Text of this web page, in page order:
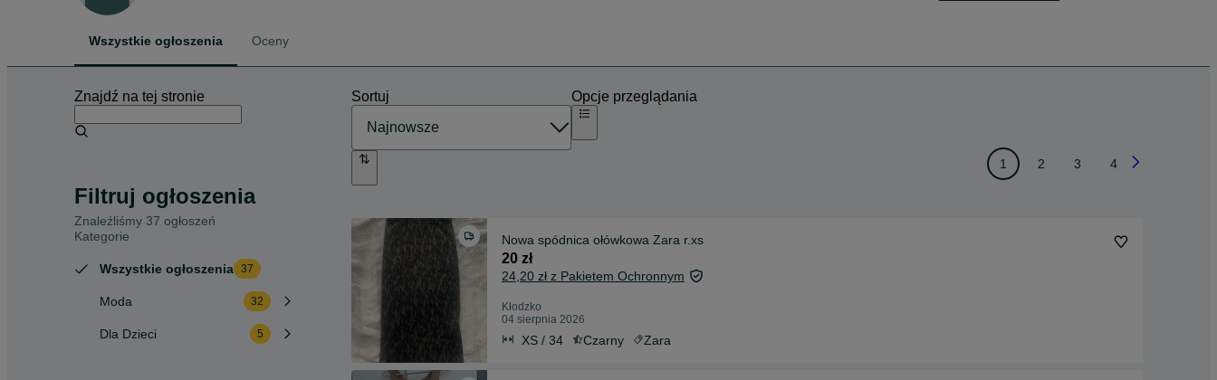
Wszystkie ogłoszenia Oceny
Znajdź na tej stronie
Filtruj ogłoszenia
Znaleźliśmy 37 ogłoszeń
Kategorie
Wszystkie ogłoszenia 37
Moda 32
Dla Dzieci 5
Sortuj Opcje przeglądania
1 2 3 4
Nowa spódnica ołówkowa Zara r.xs
20 zł
24,20 zł z Pakietem Ochronnym
Kłodzko
04 sierpnia 2026
XS / 34 Czarny Zara